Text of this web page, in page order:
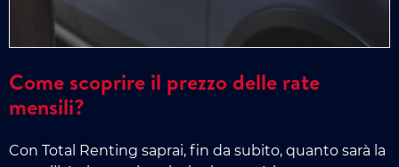
Come scoprire il prezzo delle rate
mensili?
Con Total Renting saprai, fin da subito, quanto sarà la